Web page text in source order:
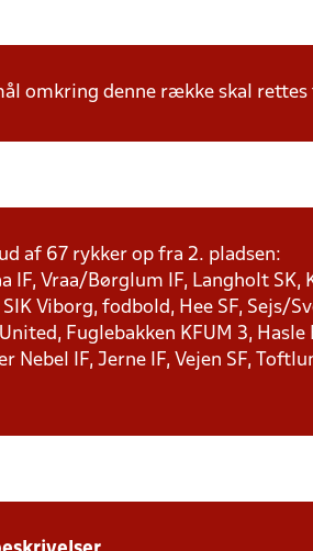
omkring denne række skal rettes
af 67 rykker op fra 2. pladsen:
IF, Vraa/Børglum IF, Langholt SK,
Viborg, fodbold, Hee SF, Sejs/
United, Fuglebakken KFUM 3,
Nebel IF, Jerne IF, Vejen SF,